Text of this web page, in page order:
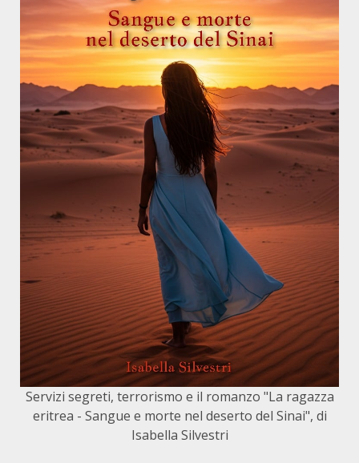
Servizi segreti, terrorismo e il romanzo "La ragazza
eritrea - Sangue e morte nel deserto del Sinai", di
Isabella Silvestri